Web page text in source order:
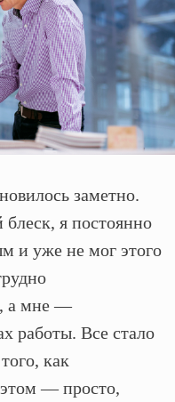
заметно.
я постоянно
и уже не мог этого
а мне —
работы. Все стало
как
— просто,